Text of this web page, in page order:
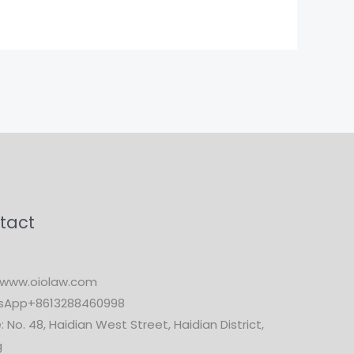
No. 48, Haidian West Street, Haidian District,